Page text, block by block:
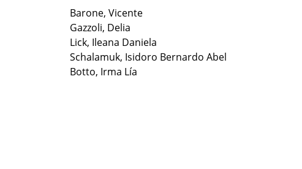
Barone, Vicente
Gazzoli, Delia
Lick, Ileana Daniela
Schalamuk, Isidoro Bernardo Abel
Botto, Irma Lía